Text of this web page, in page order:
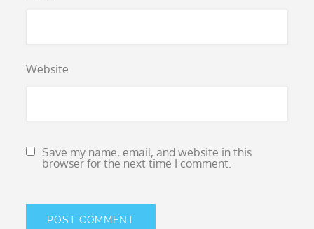
Website
Save my name, email, and website in this
browser for the next time I comment.